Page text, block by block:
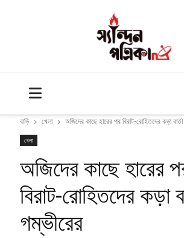
বাড়ি খেলা অজিদের কাছে হারের পর বিরাট-রোহিতদের কড়া
খেলা
অজিদের কাছে হারের
বিরাট-রোহিতদের কড়া
গম্ভীরের